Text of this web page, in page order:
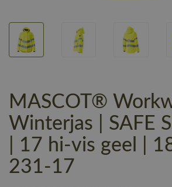
MASCOT®
Winterjas | SAFE
| 17 hi-vis geel |
231-17